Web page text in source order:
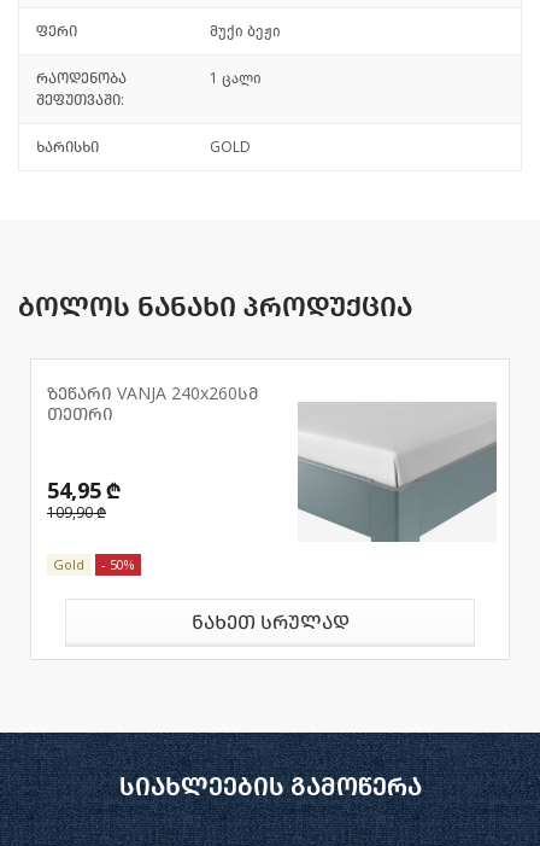
ფერი მუქი ბეჟი
რაოდენობა
შეფუთვაში:
1 ცალი
ხარისხი GOLD
ბოლოს ნანახი პროდუქცია
ზეწარი VANJA 240x260სმ
თეთრი
54,95 ₾
109,90 ₾
Gold - 50%
ნახეთ სრულად
სიახლეების გამოწერა